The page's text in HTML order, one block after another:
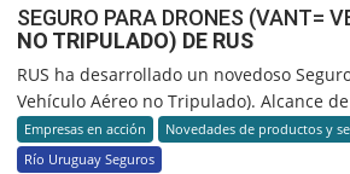
SEGURO PARA DRONES (VANT=
NO TRIPULADO) DE RUS
RUS ha desarrollado un novedoso
Vehículo Aéreo no Tripulado). Alcance
Empresas en acción
Novedades de productos y
Río Uruguay Seguros